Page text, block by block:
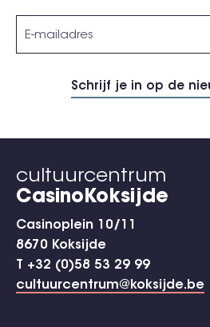
cultuurcentrum
CasinoKoksijde
Casinoplein 10/11
8670 Koksijde
T +32 (0)58 53 29 99
cultuurcentrum@koksijde.be